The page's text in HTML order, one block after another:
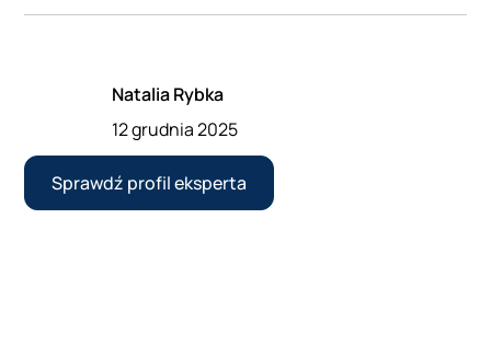
Natalia Rybka
12 grudnia 2025
Sprawdź profil eksperta